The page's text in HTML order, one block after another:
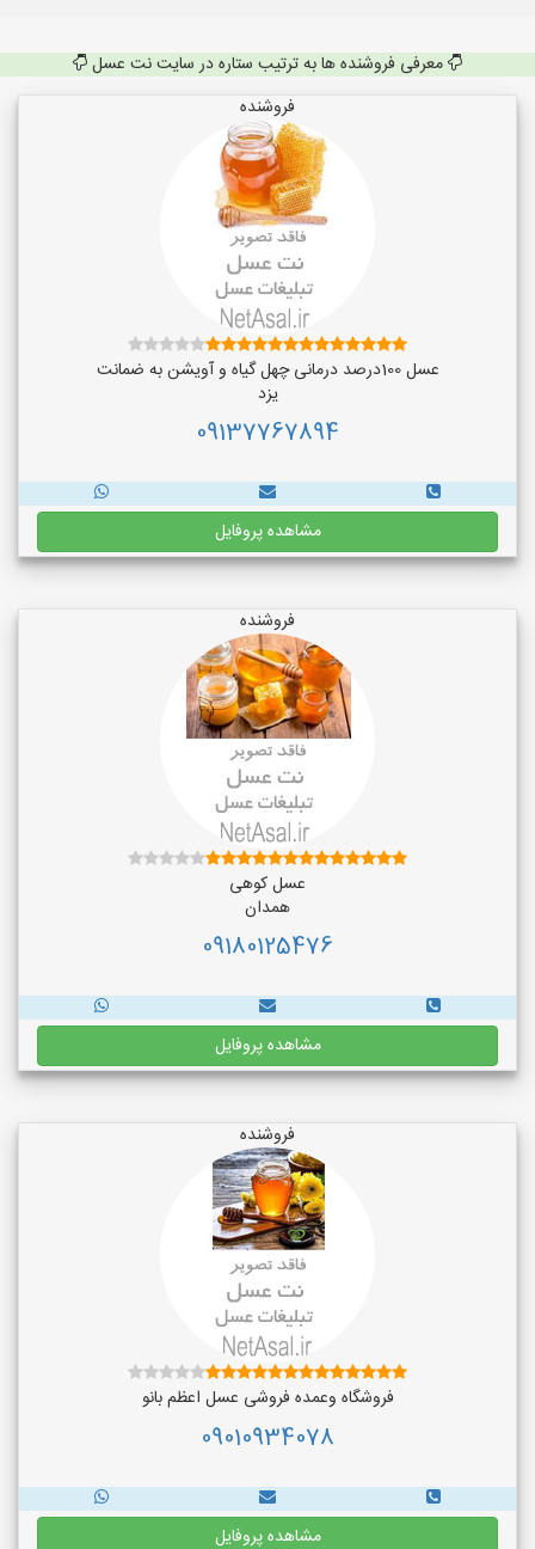
معرفی فروشنده ها به ترتیب ستاره در سایت نت عسل
فروشنده
عسل 100درصد درمانی چهل گیاه و آویشن به ضمانت
یزد
09137767894
مشاهده پروفایل
فروشنده
عسل کوهی
همدان
09180125476
مشاهده پروفایل
فروشنده
فروشگاه وعمده فروشی عسل اعظم بانو
09010934078
مشاهده پروفایل